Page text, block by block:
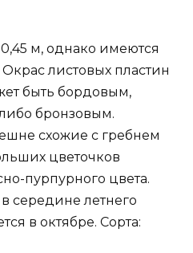
м, однако имеются
листовых пластин
быть бордовым,
бронзовым.
схожие с гребнем
цветочков
пурпурного цвета.
середине летнего
в октябре. Сорта: